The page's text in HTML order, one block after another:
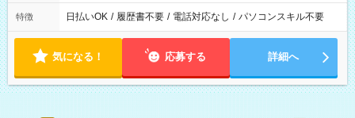
特徴 日払いOK / 履歴書不要 / 電話対応なし / パソコンスキル不要
気になる！ 応募する 詳細へ